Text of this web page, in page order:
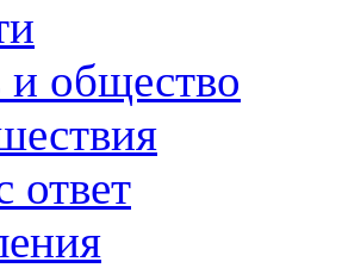
и общество
ответ